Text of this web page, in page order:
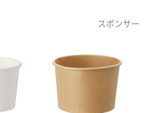
スポンサー